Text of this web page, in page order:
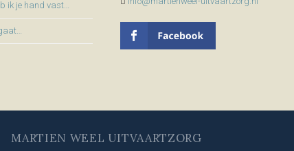
ik je hand vast…
MARTIEN WEEL UITVAARTZORG